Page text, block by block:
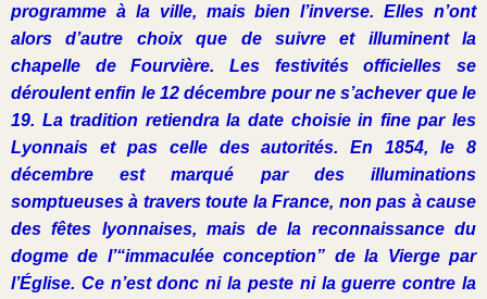
programme à la ville, mais bien l’inverse. Elles n’ont
alors d’autre choix que de suivre et illuminent la
chapelle de Fourvière. Les festivités officielles se
déroulent enfin le 12 décembre pour ne s’achever que le
19. La tradition retiendra la date choisie in fine par les
Lyonnais et pas celle des autorités. En 1854, le 8
décembre est marqué par des illuminations
somptueuses à travers toute la France, non pas à cause
des fêtes lyonnaises, mais de la reconnaissance du
dogme de l’“immaculée conception” de la Vierge par
l’Église. Ce n’est donc ni la peste ni la guerre contre la